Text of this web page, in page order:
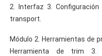
2. Interfaz 3.
transport.
Módulo 2. Herramientas de
Herramienta de trim 3.